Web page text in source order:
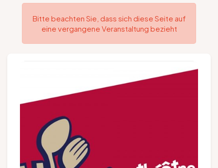
Unsere Vorschläge
Stadt Lüttich
Folgen Sie uns
Gruppen und Reiseveranstalter
Bitte beachten Sie, dass sich diese Seite auf
eine vergangene Veranstaltung bezieht